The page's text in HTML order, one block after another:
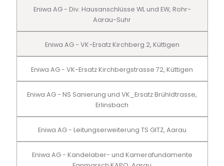
Eniwa AG - Div. Hausanschlüsse WL und EW, Rohr-
Aarau-Suhr
Eniwa AG - VK-Ersatz Kirchberg 2, Küttigen
Eniwa AG - VK-Ersatz Kirchbergstrasse 72, Küttigen
Eniwa AG - NS Sanierung und VK_Ersatz Brühldtrasse,
Erlinsbach
Eniwa AG - Leitungserweiterung TS GITZ, Aarau
Eniwa AG - Kandelaber- und Kamerafundamente